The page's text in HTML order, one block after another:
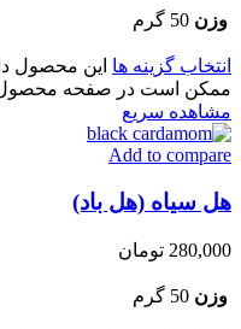
وزن 50 گرم
انتخاب گزینه ها این محصول
ممکن است در صفحه محصول
مشاهده سریع
Add to compare
هل سیاه (هل باد)
280,000 تومان
وزن 50 گرم